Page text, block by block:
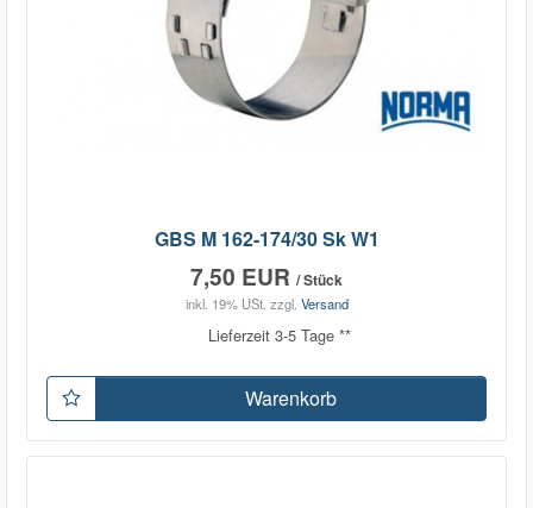
GBS M 162-174/30 Sk W1
7,50 EUR / Stück
inkl. 19% USt. zzgl. Versand
Lieferzeit 3-5 Tage **
Warenkorb